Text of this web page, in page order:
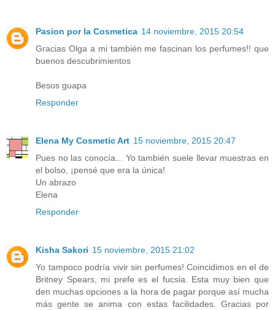
Pasion por la Cosmetica 14 noviembre, 2015 20:54
Gracias Olga a mi también me fascinan los perfumes!! que
buenos descubrimientos
Besos guapa
Responder
Elena My Cosmetic Art 15 noviembre, 2015 20:47
Pues no las conocía... Yo también suele llevar muestras en
el bolso, ¡pensé que era la única!
Un abrazo
Elena
Responder
Kisha Sakori 15 noviembre, 2015 21:02
Yo tampoco podría vivir sin perfumes! Coincidimos en el de
Britney Spears, mi prefe es el fucsia. Esta muy bien que
den muchas opciones a la hora de pagar porque así mucha
más gente se anima con estas facilidades. Gracias por